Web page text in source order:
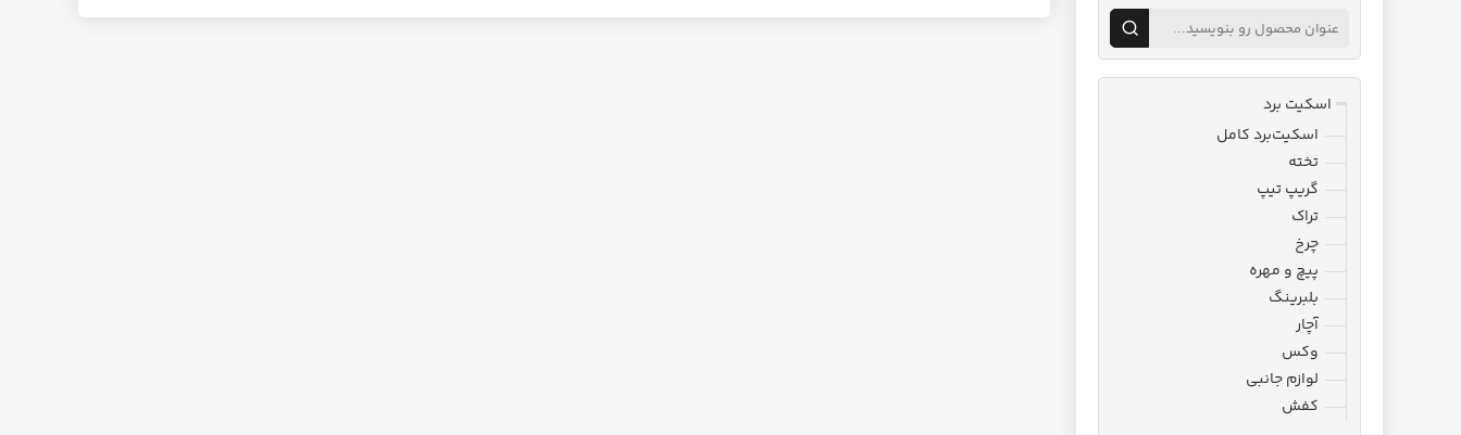
اسکیت برد
اسکیت‌برد کامل
تخته
گریپ تیپ
تراک
چرخ
پیچ و مهره
بلبرینگ
آچار
وکس
لوازم جانبی
کفش